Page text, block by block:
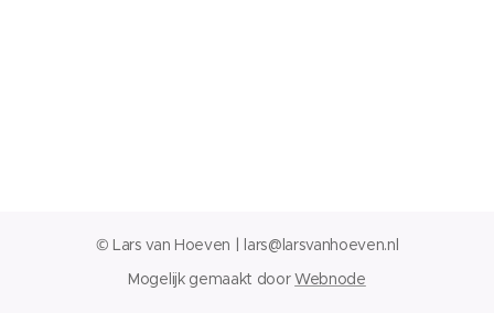
© Lars van Hoeven | lars@larsvanhoeven.nl
Mogelijk gemaakt doorWebnode